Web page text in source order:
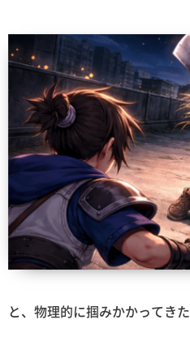
と、物理的に掴みかかってきた